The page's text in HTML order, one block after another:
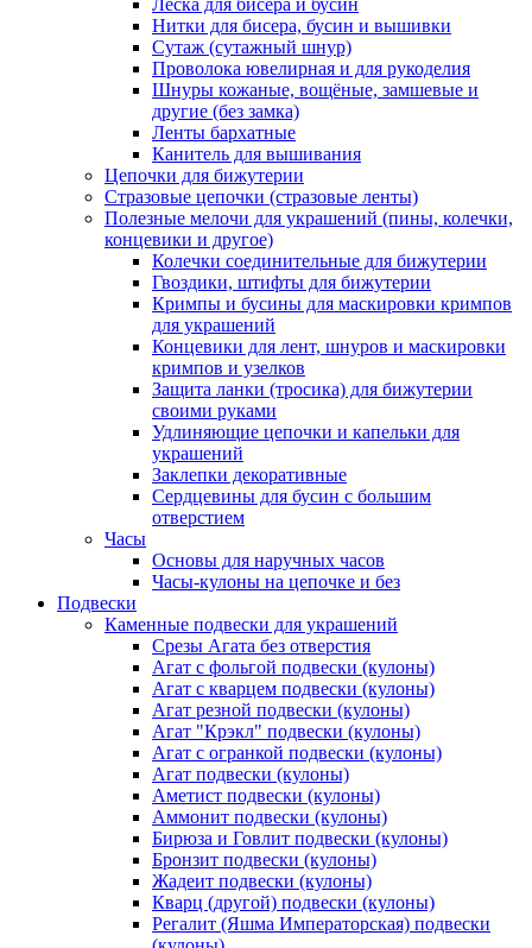
Леска для бисера и бусин
Нитки для бисера, бусин и вышивки
Сутаж (сутажный шнур)
Проволока ювелирная и для рукоделия
Шнуры кожаные, вощёные, замшевые и
другие (без замка)
Ленты бархатные
Канитель для вышивания
Цепочки для бижутерии
Стразовые цепочки (стразовые ленты)
Полезные мелочи для украшений (пины, колечки,
концевики и другое)
Колечки соединительные для бижутерии
Гвоздики, штифты для бижутерии
Кримпы и бусины для маскировки кримпов
для украшений
Концевики для лент, шнуров и маскировки
кримпов и узелков
Защита ланки (тросика) для бижутерии
своими руками
Удлиняющие цепочки и капельки для
украшений
Заклепки декоративные
Сердцевины для бусин с большим
отверстием
Часы
Основы для наручных часов
Часы-кулоны на цепочке и без
Подвески
Каменные подвески для украшений
Срезы Агата без отверстия
Агат с фольгой подвески (кулоны)
Агат с кварцем подвески (кулоны)
Агат резной подвески (кулоны)
Агат "Крэкл" подвески (кулоны)
Агат с огранкой подвески (кулоны)
Агат подвески (кулоны)
Аметист подвески (кулоны)
Аммонит подвески (кулоны)
Бирюза и Говлит подвески (кулоны)
Бронзит подвески (кулоны)
Жадеит подвески (кулоны)
Кварц (другой) подвески (кулоны)
Регалит (Яшма Императорская) подвески